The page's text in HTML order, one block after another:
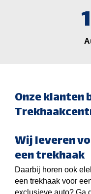
Onze klanten
Wij leveren
een trekhaak
Daarbij horen ook
een trekhaak voor